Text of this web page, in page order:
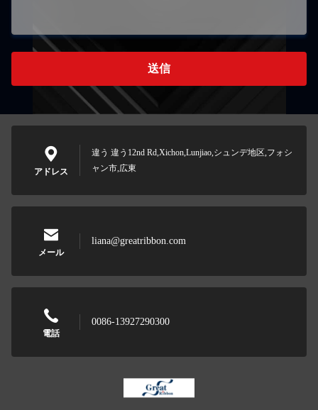
送信
アドレス
違う 違う12nd Rd,Xichon,Lunjiao,シュンデ地区,フォシ
ャン市,広東
メール
liana@greatribbon.com
電話
0086-13927290300